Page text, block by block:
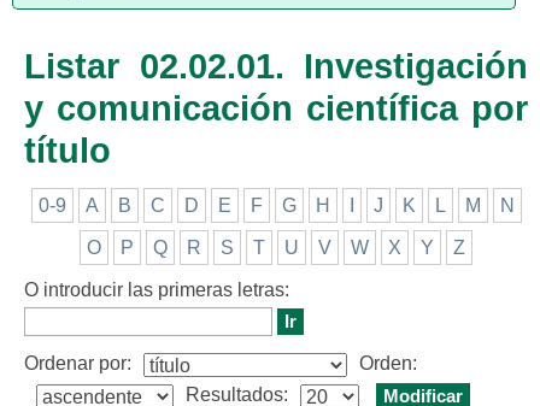
Listar 02.02.01. Investigación
y comunicación científica por
título
0-9 A B C D E F G H J K L M N
O P Q R S T U V W X Y Z
O introducir las primeras letras:
Ordenar por:
Orden:
Resultados: